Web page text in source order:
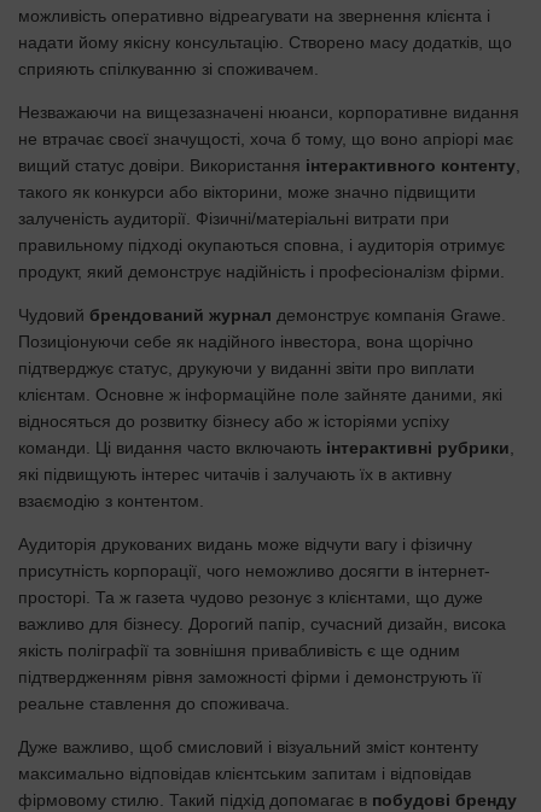
можливість оперативно відреагувати на звернення клієнта і
надати йому якісну консультацію. Створено масу додатків, що
сприяють спілкуванню зі споживачем.
Незважаючи на вищезазначені нюанси, корпоративне видання
не втрачає своєї значущості, хоча б тому, що воно апріорі має
вищий статус довіри. Використання інтерактивного контенту
такого як конкурси або вікторини, може значно підвищити
залученість аудиторії. Фізичні/матеріальні витрати при
правильному підході окупаються сповна, і аудиторія отримує
продукт, який демонструє надійність і професіоналізм фірми.
Чудовий брендований журнал демонструє компанія Grawe.
Позиціонуючи себе як надійного інвестора, вона щорічно
підтверджує статус, друкуючи у виданні звіти про виплати
клієнтам. Основне ж інформаційне поле зайняте даними, які
відносяться до розвитку бізнесу або ж історіями успіху
команди. Ці видання часто включають інтерактивні рубрики
які підвищують інтерес читачів і залучають їх в активну
взаємодію з контентом.
Аудиторія друкованих видань може відчути вагу і фізичну
присутність корпорації, чого неможливо досягти в інтернет-
просторі. Та ж газета чудово резонує з клієнтами, що дуже
важливо для бізнесу. Дорогий папір, сучасний дизайн, висока
якість поліграфії та зовнішня привабливість є ще одним
підтвердженням рівня заможності фірми і демонструють її
реальне ставлення до споживача.
Дуже важливо, щоб смисловий і візуальний зміст контенту
максимально відповідав клієнтським запитам і відповідав
фірмовому стилю. Такий підхід допомагає в побудові бренду